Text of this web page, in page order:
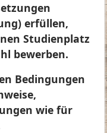
erfüllen,
Studienplatz
bewerben.
Bedingungen
wie für